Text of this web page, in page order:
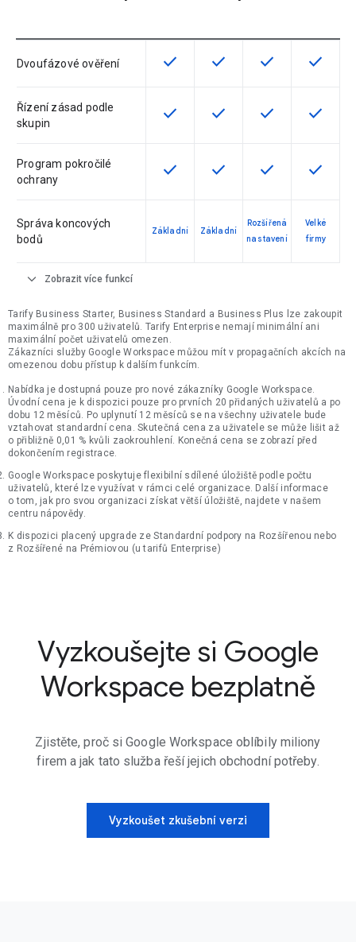
Dvoufázové ověření Tato funkce je pro verzi dostupná
check Tato funkce je pro verzi
check Tato funkce je
check Tato
check
Řízení zásad podle
skupin
Tato funkce je pro verzi dostupná
check Tato funkce je pro verzi
check Tato funkce je
check Tato
check
Program pokročilé
ochrany
Tato funkce je pro verzi dostupná
check Tato funkce je pro verzi
check Tato funkce je
check Tato
check
Správa koncových
bodů
Základní Základní
Rozšířená
nastavení
Velké
firmy
expand_more Zobrazit více funkcí
Tarify Business Starter, Business Standard a Business Plus lze zakoupit
maximálně pro 300 uživatelů. Tarify Enterprise nemají minimální ani
maximální počet uživatelů omezen.
Zákazníci služby Google Workspace můžou mít v propagačních akcích na
omezenou dobu přístup k dalším funkcím.
Nabídka je dostupná pouze pro nové zákazníky Google Workspace.
Úvodní cena je k dispozici pouze pro prvních 20 přidaných uživatelů a po
dobu 12 měsíců. Po uplynutí 12 měsíců se na všechny uživatele bude
vztahovat standardní cena. Skutečná cena za uživatele se může lišit až
o přibližně 0,01 % kvůli zaokrouhlení. Konečná cena se zobrazí před
dokončením registrace.
Google Workspace poskytuje flexibilní sdílené úložiště podle počtu
uživatelů, které lze využívat v rámci celé organizace. Další informace
o tom, jak pro svou organizaci získat větší úložiště, najdete v našem
centru nápovědy.
K dispozici placený upgrade ze Standardní podpory na Rozšířenou nebo
z Rozšířené na Prémiovou (u tarifů Enterprise)
Vyzkoušejte si Google
Workspace bezplatně
Zjistěte, proč si Google Workspace oblíbily miliony
firem a jak tato služba řeší jejich obchodní potřeby.
Vyzkoušet zkušební verzi